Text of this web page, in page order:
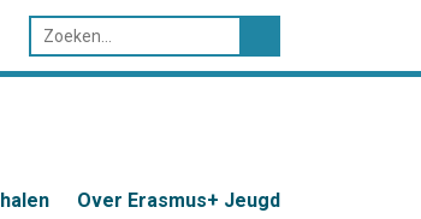
Over Erasmus+ Jeugd